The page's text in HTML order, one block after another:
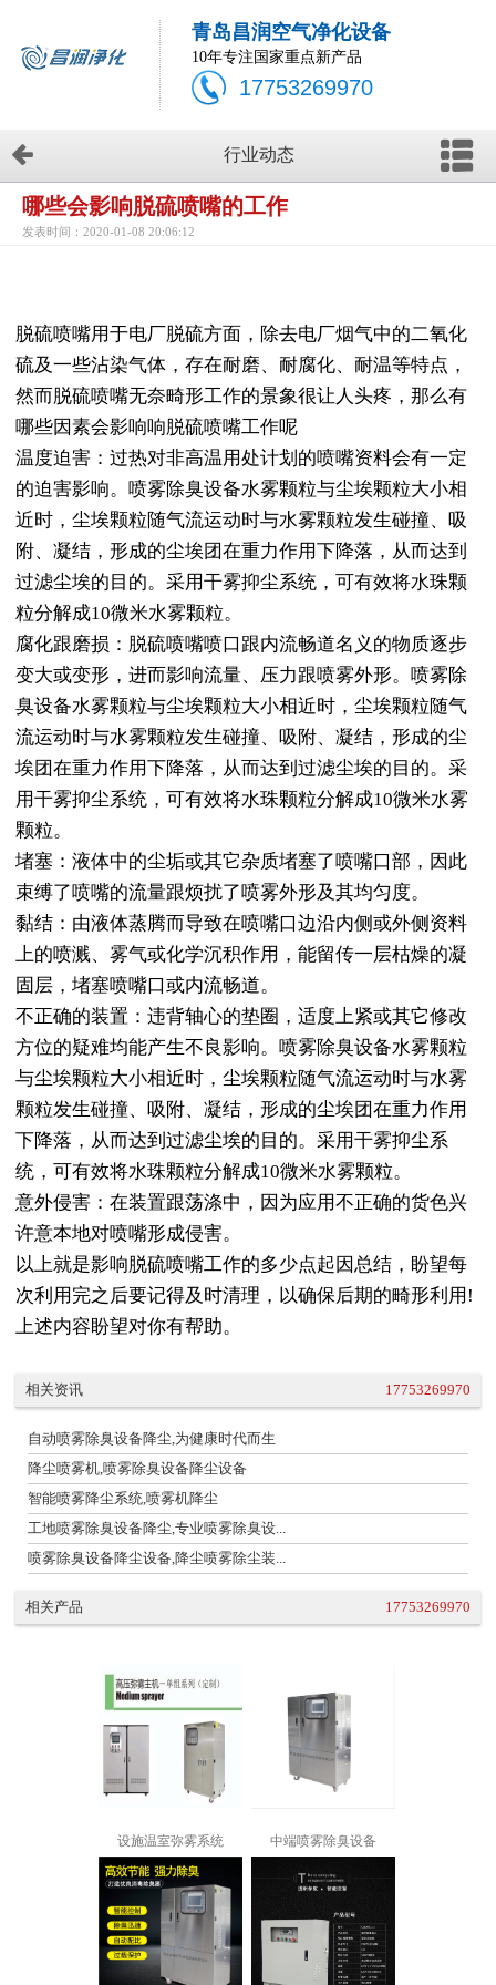
青岛昌润空气净化设备
10年专注国家重点新产品
17753269970
行业动态
哪些会影响脱硫喷嘴的工作
发表时间：2020-01-08 20:06:12
脱硫喷嘴用于电厂脱硫方面，除去电厂烟气中的二氧化
硫及一些沾染气体，存在耐磨、耐腐化、耐温等特点，
然而脱硫喷嘴无奈畸形工作的景象很让人头疼，那么有
哪些因素会影响响脱硫喷嘴工作呢
温度迫害：过热对非高温用处计划的喷嘴资料会有一定
的迫害影响。喷雾除臭设备水雾颗粒与尘埃颗粒大小相
近时，尘埃颗粒随气流运动时与水雾颗粒发生碰撞、吸
附、凝结，形成的尘埃团在重力作用下降落，从而达到
过滤尘埃的目的。采用干雾抑尘系统，可有效将水珠颗
粒分解成10微米水雾颗粒。
腐化跟磨损：脱硫喷嘴喷口跟内流畅道名义的物质逐步
变大或变形，进而影响流量、压力跟喷雾外形。喷雾除
臭设备水雾颗粒与尘埃颗粒大小相近时，尘埃颗粒随气
流运动时与水雾颗粒发生碰撞、吸附、凝结，形成的尘
埃团在重力作用下降落，从而达到过滤尘埃的目的。采
用干雾抑尘系统，可有效将水珠颗粒分解成10微米水雾
颗粒。
堵塞：液体中的尘垢或其它杂质堵塞了喷嘴口部，因此
束缚了喷嘴的流量跟烦扰了喷雾外形及其均匀度。
黏结：由液体蒸腾而导致在喷嘴口边沿内侧或外侧资料
上的喷溅、雾气或化学沉积作用，能留传一层枯燥的凝
固层，堵塞喷嘴口或内流畅道。
不正确的装置：违背轴心的垫圈，适度上紧或其它修改
方位的疑难均能产生不良影响。喷雾除臭设备水雾颗粒
与尘埃颗粒大小相近时，尘埃颗粒随气流运动时与水雾
颗粒发生碰撞、吸附、凝结，形成的尘埃团在重力作用
下降落，从而达到过滤尘埃的目的。采用干雾抑尘系
统，可有效将水珠颗粒分解成10微米水雾颗粒。
意外侵害：在装置跟荡涤中，因为应用不正确的货色兴
许意本地对喷嘴形成侵害。
以上就是影响脱硫喷嘴工作的多少点起因总结，盼望每
次利用完之后要记得及时清理，以确保后期的畸形利用!
上述内容盼望对你有帮助。
相关资讯 17753269970
自动喷雾除臭设备降尘,为健康时代而生
降尘喷雾机,喷雾除臭设备降尘设备
智能喷雾降尘系统,喷雾机降尘
工地喷雾除臭设备降尘,专业喷雾除臭设...
喷雾除臭设备降尘设备,降尘喷雾除尘装...
相关产品 17753269970
设施温室弥雾系统 中端喷雾除臭设备